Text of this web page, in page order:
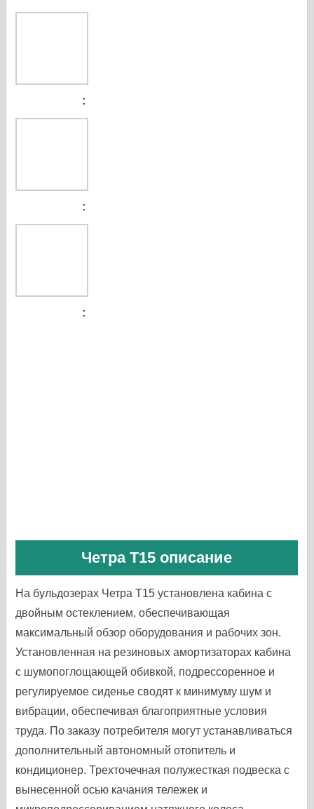
Четра Т15 описание
На бульдозерах Четра Т15 установлена кабина с
двойным остеклением, обеспечивающая
максимальный обзор оборудования и рабочих зон.
Установленная на резиновых амортизаторах кабина
с шумопоглощающей обивкой, подрессоренное и
регулируемое сиденье сводят к минимуму шум и
вибрации, обеспечивая благоприятные условия
труда. По заказу потребителя могут устанавливаться
дополнительный автономный отопитель и
кондиционер. Трехточечная полужесткая подвеска с
вынесенной осью качания тележек и